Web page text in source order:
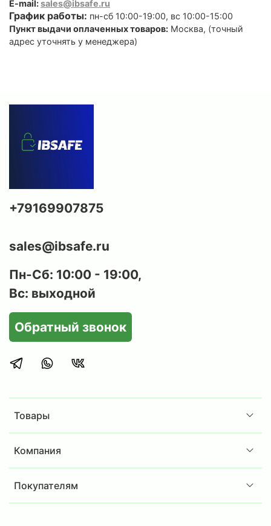
E-mail:sales@ibsafe.ru
График работы: пн-сб 10:00-19:00, вс 10:00-15:00
Пункт выдачи оплаченных товаров: Москва, (точный
адрес уточнять у менеджера)
Товары
Компания
Покупателям
+79169907875
sales@ibsafe.ru
Пн-Сб: 10:00 - 19:00,
Вс: выходной
Обратный звонок